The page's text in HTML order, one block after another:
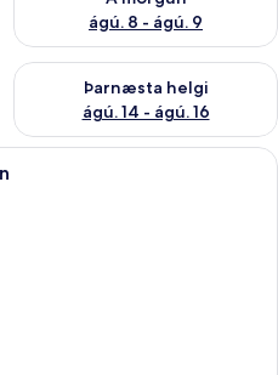
ágú. 8 - ágú. 9
7 - ágú. 9
Þarnæsta helgi
ágú. 14 - ágú. 16
Athuga framboð þarnæstu
Superior-herbergi - borgarsýn |